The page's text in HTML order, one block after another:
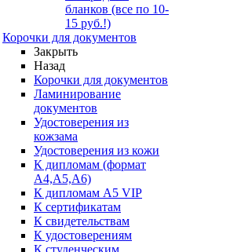
бланков (все по 10-
15 руб.!)
Корочки для документов
Закрыть
Назад
Корочки для документов
Ламинирование
документов
Удостоверения из
кожзама
Удостоверения из кожи
К дипломам (формат
А4,А5,А6)
К дипломам А5 VIP
К сертификатам
К свидетельствам
К удостоверениям
К студенческим